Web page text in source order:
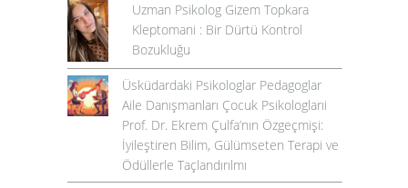
Uzman Psikolog Gizem Topkara
Kleptomani : Bir Dürtü Kontrol
Bozukluğu
Üsküdardaki Psikologlar Pedagoglar
Aile Danışmanları Çocuk Psikologlarıi
Prof. Dr. Ekrem Çulfa’nın Özgeçmişi:
İyileştiren Bilim, Gülümseten Terapi ve
Ödüllerle Taçlandırılmı